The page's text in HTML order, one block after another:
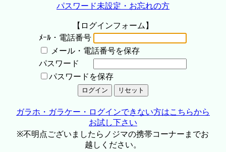
パスワード未設定・お忘れの方
【ログインフォーム】
ﾒｰﾙ・電話番号
メール・電話番号を保存
パスワード
パスワードを保存
ガラホ・ガラケー・ログインできない方はこちらから
お試し下さい
※不明点ございましたらノジマの携帯コーナーまでお
越しください。